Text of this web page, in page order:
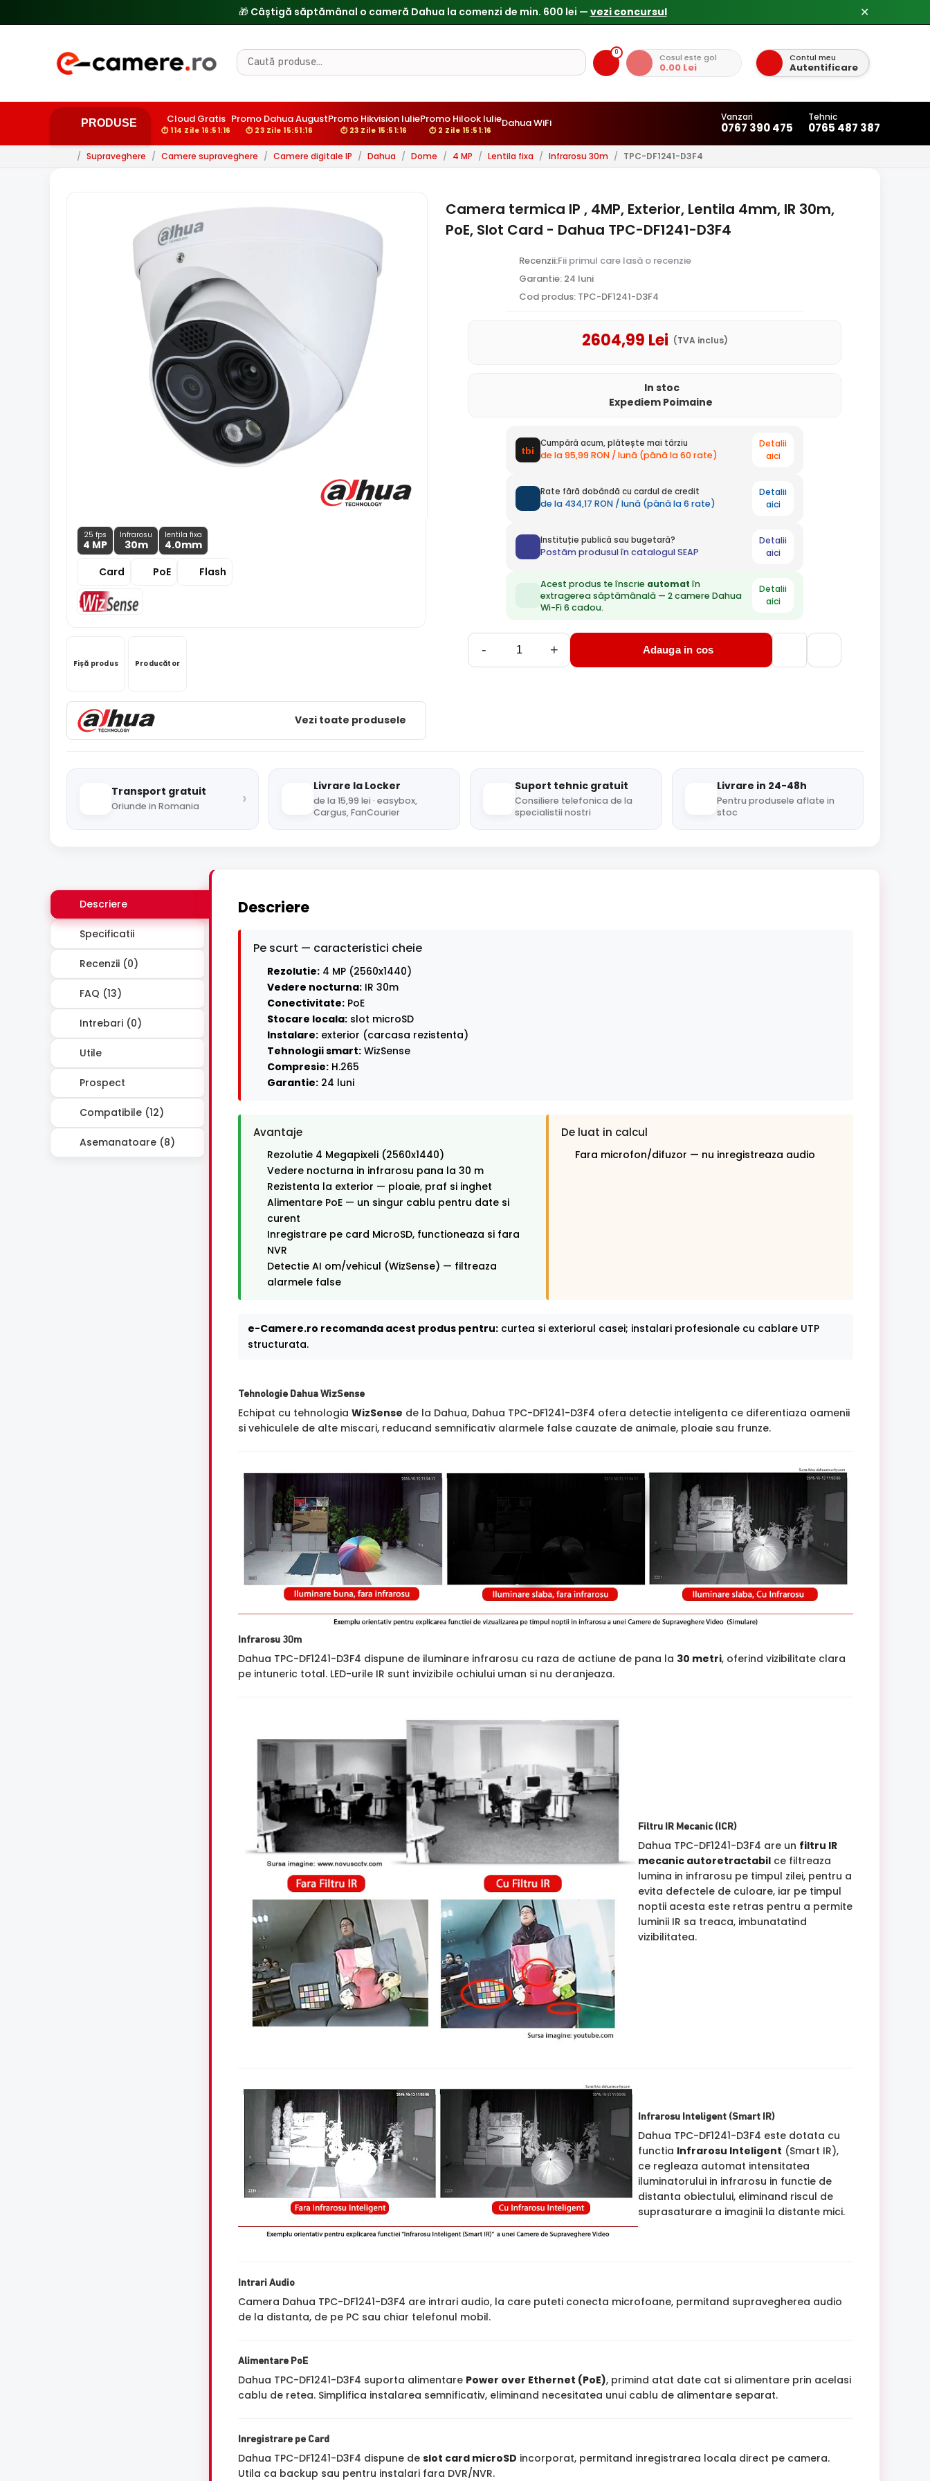
🎁 Câștigă săptămânal o cameră Dahua la comenzi de min. 600 lei — vezi concursul ✕
0 Cosul este gol
0.00 Lei
Contul meu
Autentificare
PRODUSE Cloud Gratis
⏱ 114 Zile 16:51:15
Promo Dahua August
⏱ 23 Zile 15:51:15
Promo Hikvision Iulie
⏱ 23 Zile 15:51:15
Promo Hilook Iulie
⏱ 2 Zile 15:51:15
Dahua WiFi Vanzari
0767 390 475
Tehnic
0765 487 387
/ Supraveghere / Camere supraveghere / Camere digitale IP / Dahua / Dome / 4 MP / Lentila fixa / Infrarosu 30m / TPC-DF1241-D3F4
25 fps
4 MP
Infrarosu
30m
lentila fixa
4.0mm
Card
PoE Flash
Fișă produs Producător
Vezi toate produsele
Camera termica IP , 4MP, Exterior, Lentila 4mm, IR 30m,
PoE, Slot Card - Dahua TPC-DF1241-D3F4
Recenzii:Fii primul care lasă o recenzie
Garantie: 24 luni
Cod produs: TPC-DF1241-D3F4
2604,99 Lei (TVA inclus)
In stoc
Expediem Poimaine
Cumpără acum, plătește mai târziu
de la 95,99 RON / lună (până la 60 rate)
Detalii
aici
Rate fără dobândă cu cardul de credit
de la 434,17 RON / lună (până la 6 rate)
Detalii
aici
Instituție publică sau bugetară?
Postăm produsul în catalogul SEAP
Detalii
aici
Acest produs te înscrie automat în
extragerea săptămânală — 2 camere Dahua
Wi-Fi 6 cadou.
Detalii
aici
- + Adauga in cos
Transport gratuit
Oriunde in Romania ›
Livrare la Locker
de la 15,99 lei · easybox,
Cargus, FanCourier
Suport tehnic gratuit
Consiliere telefonica de la
specialistii nostri
Livrare in 24-48h
Pentru produsele aflate in
stoc
Descriere
Specificatii
Recenzii (0)
FAQ (13)
Intrebari (0)
Utile
Prospect
Compatibile (12)
Asemanatoare (8)
Descriere
Pe scurt — caracteristici cheie
Rezolutie: 4 MP (2560x1440)
Vedere nocturna: IR 30m
Conectivitate: PoE
Stocare locala: slot microSD
Instalare: exterior (carcasa rezistenta)
Tehnologii smart: WizSense
Compresie: H.265
Garantie: 24 luni
Avantaje
Rezolutie 4 Megapixeli (2560x1440)
Vedere nocturna in infrarosu pana la 30 m
Rezistenta la exterior — ploaie, praf si inghet
Alimentare PoE — un singur cablu pentru date si
curent
Inregistrare pe card MicroSD, functioneaza si fara
NVR
Detectie AI om/vehicul (WizSense) — filtreaza
alarmele false
De luat in calcul
Fara microfon/difuzor — nu inregistreaza audio
e-Camere.ro recomanda acest produs pentru: curtea si exteriorul casei; instalari profesionale cu cablare UTP
structurata.
Tehnologie Dahua WizSense
Echipat cu tehnologia WizSense de la Dahua, Dahua TPC-DF1241-D3F4 ofera detectie inteligenta ce diferentiaza oamenii
si vehiculele de alte miscari, reducand semnificativ alarmele false cauzate de animale, ploaie sau frunze.
Infrarosu 30m
Dahua TPC-DF1241-D3F4 dispune de iluminare infrarosu cu raza de actiune de pana la 30 metri, oferind vizibilitate clara
pe intuneric total. LED-urile IR sunt invizibile ochiului uman si nu deranjeaza.
Filtru IR Mecanic (ICR)
Dahua TPC-DF1241-D3F4 are un filtru IR
mecanic autoretractabilce filtreaza
lumina in infrarosu pe timpul zilei, pentru a
evita defectele de culoare, iar pe timpul
noptii acesta este retras pentru a permite
luminii IR sa treaca, imbunatatind
vizibilitatea.
Infrarosu Inteligent (Smart IR)
Dahua TPC-DF1241-D3F4 este dotata cu
functia Infrarosu Inteligent (Smart IR),
ce regleaza automat intensitatea
iluminatorului in infrarosu in functie de
distanta obiectului, eliminand riscul de
suprasaturare a imaginii la distante mici.
Intrari Audio
Camera Dahua TPC-DF1241-D3F4 are intrari audio, la care puteti conecta microfoane, permitand supravegherea audio
de la distanta, de pe PC sau chiar telefonul mobil.
Alimentare PoE
Dahua TPC-DF1241-D3F4 suporta alimentare Power over Ethernet (PoE), primind atat date cat si alimentare prin acelasi
cablu de retea. Simplifica instalarea semnificativ, eliminand necesitatea unui cablu de alimentare separat.
Inregistrare pe Card
Dahua TPC-DF1241-D3F4 dispune de slot card microSD incorporat, permitand inregistrarea locala direct pe camera.
Utila ca backup sau pentru instalari fara DVR/NVR.